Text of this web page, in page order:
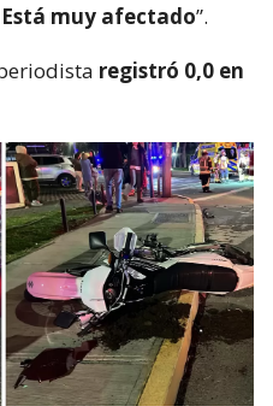
muy afectado”.
registró 0,0 en